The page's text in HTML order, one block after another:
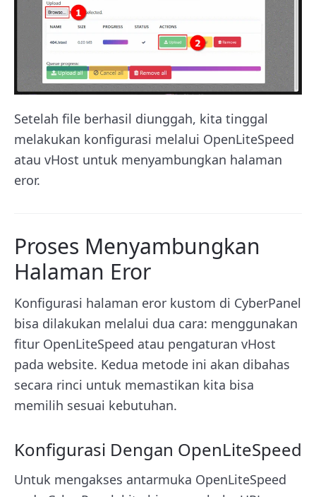
Setelah file berhasil diunggah, kita tinggal
melakukan konfigurasi melalui OpenLiteSpeed
atau vHost untuk menyambungkan halaman
eror.
Proses Menyambungkan
Halaman Eror
Konfigurasi halaman eror kustom di CyberPanel
bisa dilakukan melalui dua cara: menggunakan
fitur OpenLiteSpeed atau pengaturan vHost
pada website. Kedua metode ini akan dibahas
secara rinci untuk memastikan kita bisa
memilih sesuai kebutuhan.
Konfigurasi Dengan OpenLiteSpeed
Untuk mengakses antarmuka OpenLiteSpeed